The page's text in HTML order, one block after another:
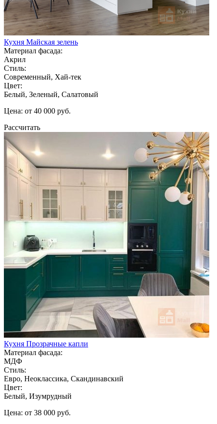
Кухня Майская зелень
Материал фасада:
Акрил
Стиль:
Современный, Хай-тек
Цвет:
Белый, Зеленый, Салатовый
Цена: от 40 000 руб.
Рассчитать
Кухня Прозрачные капли
Материал фасада:
МДФ
Стиль:
Евро, Неоклассика, Скандинавский
Цвет:
Белый, Изумрудный
Цена: от 38 000 руб.